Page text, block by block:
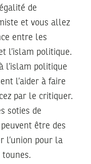
de
et vous allez
entre les
l’islam politique.
l’islam politique
l’aider à faire
par le critiquer.
soties de
être des
l’union pour la
tounes.